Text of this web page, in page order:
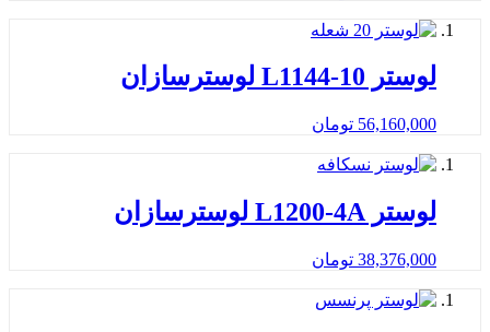
لوستر L1144-10 لوسترسازان
56,160,000 تومان
لوستر L1200-4A لوسترسازان
38,376,000 تومان